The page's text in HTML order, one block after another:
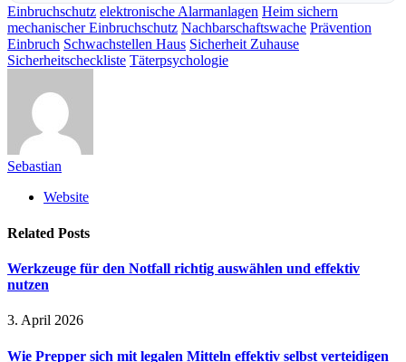
Einbruchschutz elektronische Alarmanlagen Heim sichern
mechanischer Einbruchschutz Nachbarschaftswache Prävention
Einbruch Schwachstellen Haus Sicherheit Zuhause
Sicherheitscheckliste Täterpsychologie
Sebastian
Website
Related Posts
Werkzeuge für den Notfall richtig auswählen und effektiv
nutzen
3. April 2026
Wie Prepper sich mit legalen Mitteln effektiv selbst verteidigen